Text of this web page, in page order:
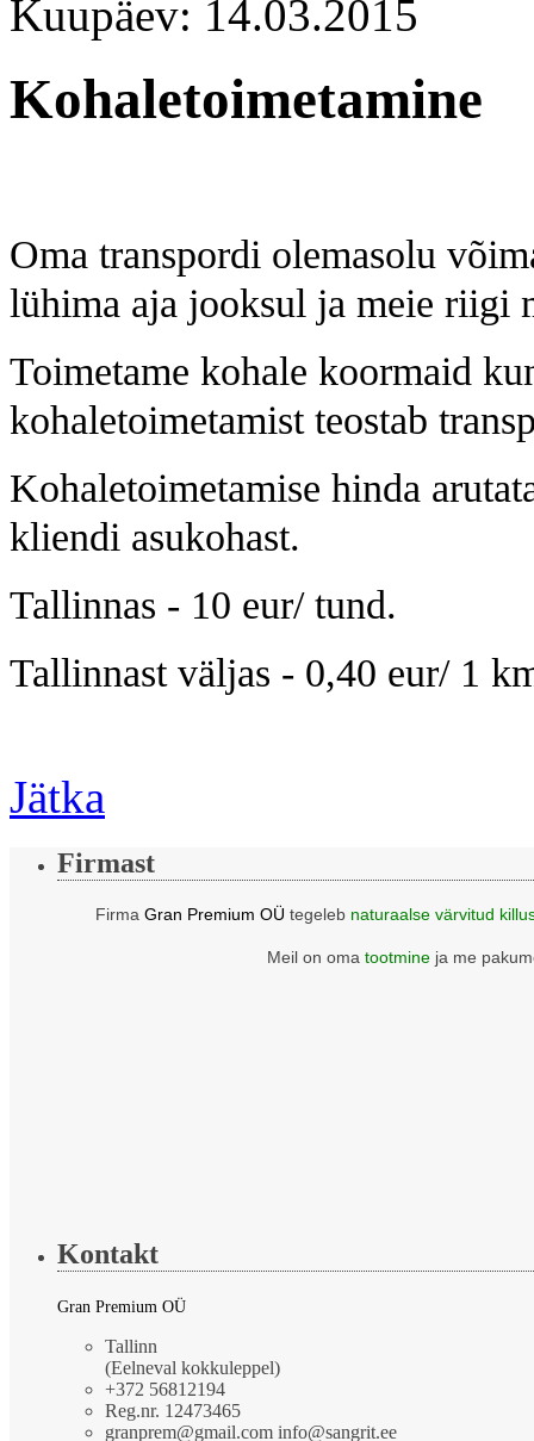
Kuupäev: 14.03.2015
Kohaletoimetamine
Oma transpordi olemasolu
lühima aja jooksul ja meie riigi
Toimetame kohale koormaid
kohaletoimetamist teostab
Kohaletoimetamise hinda
kliendi asukohast.
Tallinnas - 10 eur/ tund.
Tallinnast väljas - 0,40 eur/ 1
Jätka
Firmast
FirmaGran Premium OÜ tegeleb naturaalse värvitud
Meil on oma tootmine ja me
Kontakt
Gran Premium OÜ
Tallinn
(Eelneval kokkuleppel)
+372 56812194
Reg.nr. 12473465
granprem@gmail.com info@sangrit.ee